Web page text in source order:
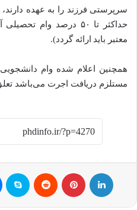
سرپرستی فرزند را به عهده
حداکثر تا ۵۰ درصد وام
معتبر باید ارائه گردد).
همچنین اعلام شده وام
مستلزم دریافت اجرت می‌باشد